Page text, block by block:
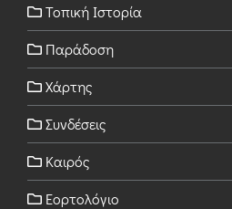
Τοπική Ιστορία
Παράδοση
Χάρτης
Συνδέσεις
Καιρός
Εορτολόγιο